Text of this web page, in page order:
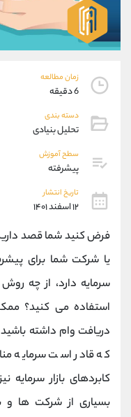
زمان مطالعه
6 دقیقه
دسته بندی
تحلیل بنیادی
سطح آموزش
پیشرفته
تاریخ انتشار
۱۲ اسفند ۱۴۰۱
فرض کنید شما قصد
یا شرکت شما برای
سرمایه دارد، از چه
استفاده می کنید؟
دریافت وام داشته
که قادر است سرمایه
کابردهای بازار
بسیاری از شرکت ها
واتساپ
تلگرام
پشتیبان فروش
موبایل
واتساپ
داخلی
اطلاعات تماس (دفتر فروش)
تلفن
بدون پیش شماره
اینستاگرام
کانال تلگرام